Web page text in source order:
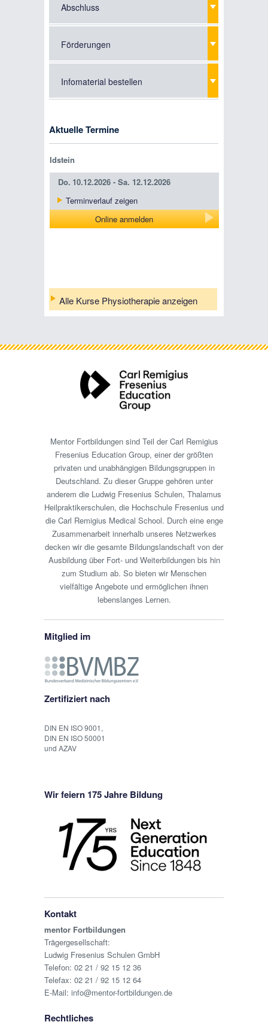
Abschluss
Förderungen
Infomaterial bestellen
Aktuelle Termine
Idstein
Do. 10.12.2026 - Sa. 12.12.2026
Terminverlauf zeigen
Online anmelden
Alle Kurse Physiotherapie anzeigen
Mentor Fortbildungen sind Teil der Carl Remigius
Fresenius Education Group, einer der größten
privaten und unabhängigen Bildungsgruppen in
Deutschland. Zu dieser Gruppe gehören unter
anderem die Ludwig Fresenius Schulen, Thalamus
Heilpraktikerschulen, die Hochschule Fresenius und
die Carl Remigius Medical School. Durch eine enge
Zusammenarbeit innerhalb unseres Netzwerkes
decken wir die gesamte Bildungslandschaft von der
Ausbildung über Fort- und Weiterbildungen bis hin
zum Studium ab. So bieten wir Menschen
vielfältige Angebote und ermöglichen ihnen
lebenslanges Lernen.
Mitglied im
Zertifiziert nach
DIN EN ISO 9001,
DIN EN ISO 50001
und AZAV
Wir feiern 175 Jahre Bildung
Kontakt
mentor Fortbildungen
Trägergesellschaft:
Ludwig Fresenius Schulen GmbH
Telefon: 02 21 / 92 15 12 36
Telefax: 02 21 / 92 15 12 64
E-Mail: info@mentor-fortbildungen.de
Rechtliches